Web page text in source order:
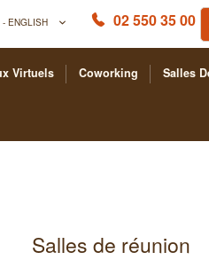
- ENGLISH 02 550 35 00
Virtuels Coworking Salles
Salles de réunion